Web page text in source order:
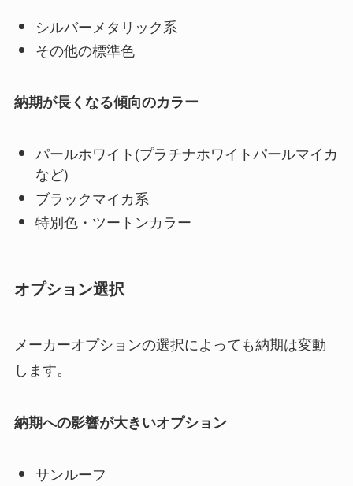
シルバーメタリック系
その他の標準色
納期が長くなる傾向のカラー
パールホワイト(プラチナホワイトパールマイカ
など)
ブラックマイカ系
特別色・ツートンカラー
オプション選択
メーカーオプションの選択によっても納期は変動
します。
納期への影響が大きいオプション
サンルーフ